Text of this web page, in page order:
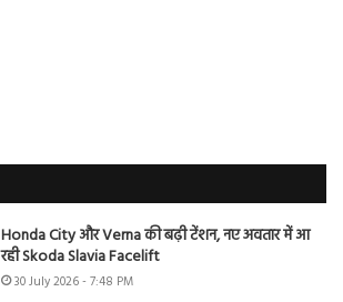
Honda City और Verna की बढ़ी टेंशन, नए अवतार में आ
रही Skoda Slavia Facelift
30 July 2026 - 7:48 PM